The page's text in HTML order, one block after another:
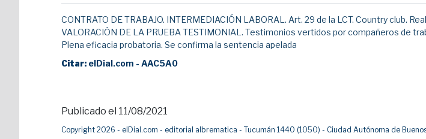
CONTRATO DE TRABAJO. INTERMEDIACIÓN LABORAL. Art. 29 de la LCT. Country club.
VALORACIÓN DE LA PRUEBA TESTIMONIAL. Testimonios vertidos por compañeros de
Plena eficacia probatoria. Se confirma la sentencia apelada
Citar: elDial.com - AAC5A0
Publicado el 11/08/2021
Copyright 2026 - elDial.com - editorial albrematica - Tucumán 1440 (1050) - Ciudad Autónoma de